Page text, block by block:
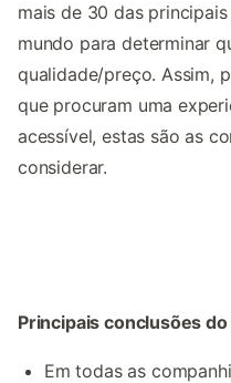
mais de 30 das
mundo para determinar
qualidade/preço. Assim,
que procuram uma
acessível, estas são as
considerar.
Principais conclusões
Em todas as